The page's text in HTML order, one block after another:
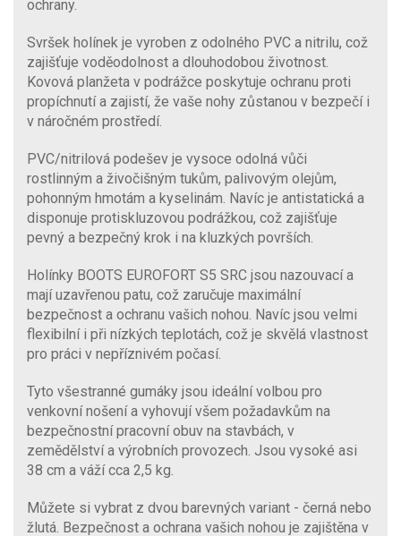
ochrany.
Svršek holínek je vyroben z odolného PVC a nitrilu, což
zajišťuje voděodolnost a dlouhodobou životnost.
Kovová planžeta v podrážce poskytuje ochranu proti
propíchnutí a zajistí, že vaše nohy zůstanou v bezpečí i
v náročném prostředí.
PVC/nitrilová podešev je vysoce odolná vůči
rostlinným a živočišným tukům, palivovým olejům,
pohonným hmotám a kyselinám. Navíc je antistatická a
disponuje protiskluzovou podrážkou, což zajišťuje
pevný a bezpečný krok i na kluzkých površích.
Holínky BOOTS EUROFORT S5 SRC jsou nazouvací a
mají uzavřenou patu, což zaručuje maximální
bezpečnost a ochranu vašich nohou. Navíc jsou velmi
flexibilní i při nízkých teplotách, což je skvělá vlastnost
pro práci v nepříznivém počasí.
Tyto všestranné gumáky jsou ideální volbou pro
venkovní nošení a vyhovují všem požadavkům na
bezpečnostní pracovní obuv na stavbách, v
zemědělství a výrobních provozech. Jsou vysoké asi
38 cm a váží cca 2,5 kg.
Můžete si vybrat z dvou barevných variant - černá nebo
žlutá. Bezpečnost a ochrana vašich nohou je zajištěna v